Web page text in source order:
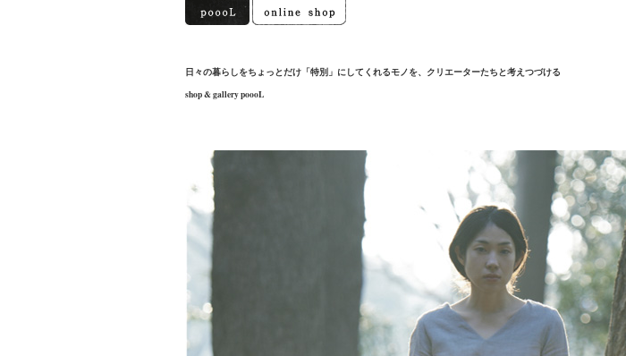
日々の暮らしをちょっとだけ「特別」にしてくれるモノを、クリエーターたちと考えつづける
shop & gallery poooL